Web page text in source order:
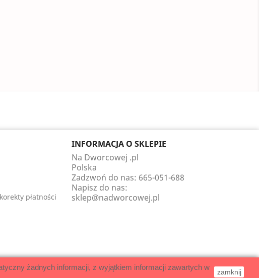
płatności
INFORMACJA O SKLEPIE
Na Dworcowej .pl
Polska
Zadzwoń do nas: 665-051-688
Napisz do nas:
sklep@nadworcowej.pl
żadnych informacji, z wyjątkiem informacji zawartych w
zamknij